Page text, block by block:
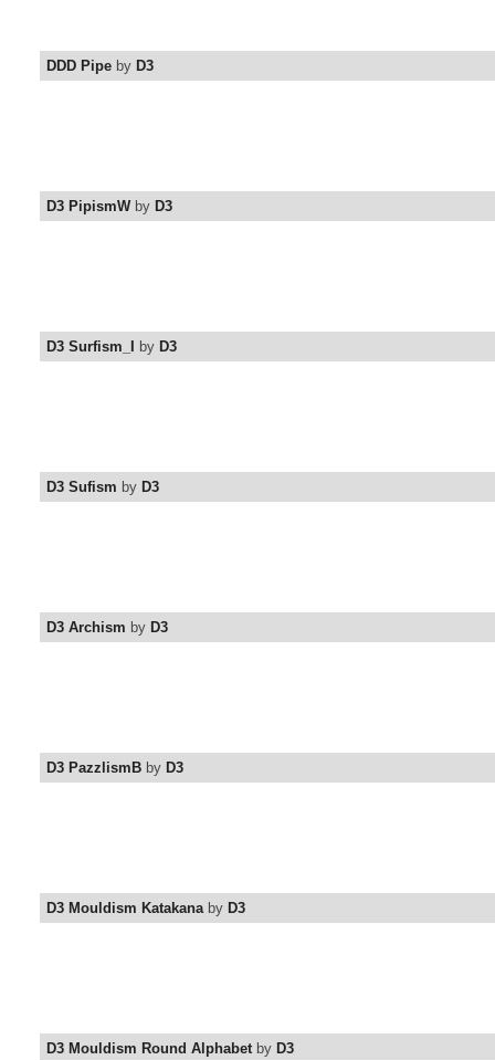
DDD Pipe by D3
D3 PipismWby D3
D3 Surfism_I by D3
D3 Sufism by D3
D3 Archism by D3
D3 PazzlismB by D3
D3 Mouldism Katakanaby D3
D3 Mouldism Round Alphabetby D3